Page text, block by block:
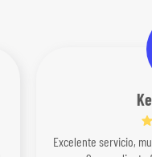
Excelente servicio,